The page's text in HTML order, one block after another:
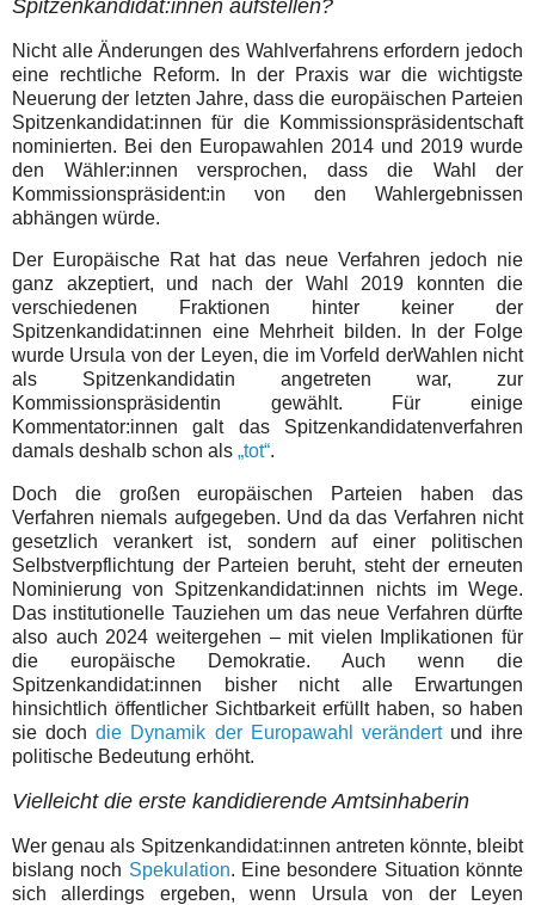
Spitzenkandidat:innen aufstellen?
Nicht alle Änderungen des Wahlverfahrens erfordern jedoch
eine rechtliche Reform. In der Praxis war die wichtigste
Neuerung der letzten Jahre, dass die europäischen Parteien
Spitzenkandidat:innen für die Kommissionspräsidentschaft
nominierten. Bei den Europawahlen 2014 und 2019 wurde
den Wähler:innen versprochen, dass die Wahl der
Kommissionspräsident:in von den Wahlergebnissen
abhängen würde.
Der Europäische Rat hat das neue Verfahren jedoch nie
ganz akzeptiert, und nach der Wahl 2019 konnten die
verschiedenen Fraktionen hinter keiner der
Spitzenkandidat:innen eine Mehrheit bilden. In der Folge
wurde Ursula von der Leyen, die im Vorfeld derWahlen nicht
als Spitzenkandidatin angetreten war, zur
Kommissionspräsidentin gewählt. Für einige
Kommentator:innen galt das Spitzenkandidatenverfahren
damals deshalb schon als „tot“.
Doch die großen europäischen Parteien haben das
Verfahren niemals aufgegeben. Und da das Verfahren nicht
gesetzlich verankert ist, sondern auf einer politischen
Selbstverpflichtung der Parteien beruht, steht der erneuten
Nominierung von Spitzenkandidat:innen nichts im Wege.
Das institutionelle Tauziehen um das neue Verfahren dürfte
also auch 2024 weitergehen – mit vielen Implikationen für
die europäische Demokratie. Auch wenn die
Spitzenkandidat:innen bisher nicht alle Erwartungen
hinsichtlich öffentlicher Sichtbarkeit erfüllt haben, so haben
sie dochdie Dynamik der Europawahl verändertund ihre
politische Bedeutung erhöht.
Vielleicht die erste kandidierende Amtsinhaberin
Wer genau als Spitzenkandidat:innen antreten könnte, bleibt
bislang noch Spekulation. Eine besondere Situation könnte
sich allerdings ergeben, wenn Ursula von der Leyen